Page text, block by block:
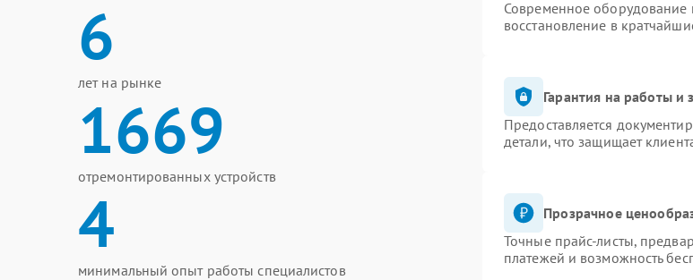
6
лет на рынке
1669
отремонтированных устройств
4
минимальный опыт работы специалистов
Современное оборудование
восстановление в
Гарантия на работы и
Предоставляется
детали, что защищает
Прозрачное
Точные прайс-листы,
платежей и возможность